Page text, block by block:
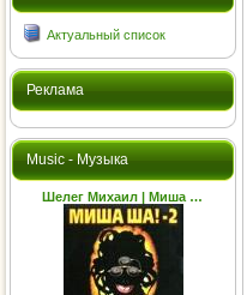
Актуальный список
Реклама
Music - Музыка
Шелег Михаил | Миша …